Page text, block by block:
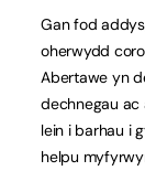
Gan fod
oherwydd
Abertawe yn
dechnegau
lein i barhau i
helpu